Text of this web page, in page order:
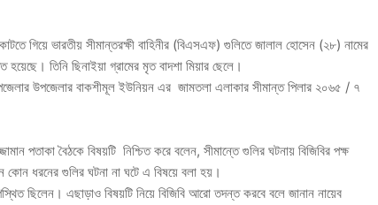
গিয়ে ভারতীয় সীমান্তরক্ষী বাহিনীর (বিএসএফ) গুলিতে জালাল হোসেন (২৮) নামের
তিনি ছিনাইয়া গ্রামের মৃত বাদশা মিয়ার ছেলে।
উপজেলার বাকশীমূল ইউনিয়ন এর জামতলা এলাকার সীমান্ত পিলার ২০৬৫ / ৭
পতাকা বৈঠকে বিষয়টি নিশ্চিত করে বলেন, সীমান্তে গুলির ঘটনায় বিজিবির পক্ষ
কোন ধরনের গুলির ঘটনা না ঘটে এ বিষয়ে বলা হয়।
ছিলেন। এছাড়াও বিষয়টি নিয়ে বিজিবি আরো তদন্ত করবে বলে জানান নায়েব